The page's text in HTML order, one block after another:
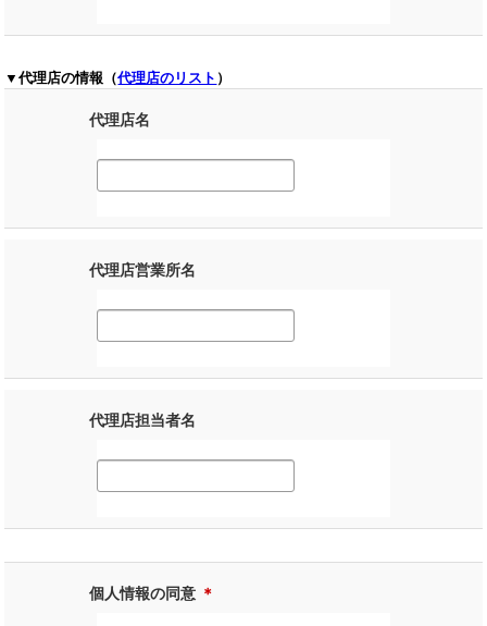
▼代理店の情報（代理店のリスト ）
代理店名
代理店営業所名
代理店担当者名
個人情報の同意 ＊